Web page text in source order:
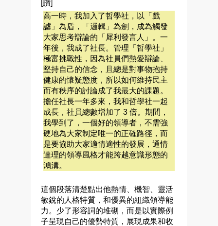
[讚]
高一時，我加入了哲學社，以「戲
謔」為盾，「邏輯」為劍，成為觸發
大家思考辯論的「犀利發言人」。一
年後，我成了社長。管理「哲學社」
極富挑戰性，因為社員們熱愛辯論、
堅持自己的信念，且總是對事物抱持
健康的懷疑態度，所以如何維持民主
而有秩序的討論成了我最大的課題。
擔任社長一年多來，我和哲學社一起
成長，社員總數增加了 3 倍。期間，
我學到了，一個好的領導者，不需強
硬地為大家制定唯一的正確路徑，而
是要協助大家適情適性的發展，通情
達理的領導風格才能跨越意識形態的
鴻溝。
這個段落清楚點出他熱情、機智、靈活
敏銳的人格特質，和優異的組織領導能
力。少了形容詞的堆砌，而是以實際例
子呈現自己的優勢特質，展現成果和收